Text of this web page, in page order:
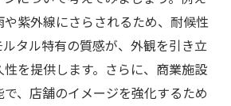
紫外線にさらされるため、耐候性
タル特有の質感が、外観を引き立
を提供します。さらに、商業施設
、店舗のイメージを強化するため